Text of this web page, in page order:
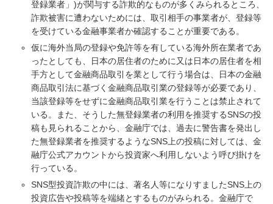
登録業者」)が関与する詐欺的なものが多くみられるところ、
詐欺被害に遭わないためには、取引相手の事業者が、登録等
を受けている金融事業者か確認することが重要である。
仮に海外当局の登録や免許等を有している海外所在業者であ
ったとしても、日本の居住者のために又は日本の居住者を相
手方として金融商品取引を業として行う場合は、日本の金融
商品取引法に基づく金融商品取引業の登録等が必要であり、
当該登録等をせずに金融商品取引業を行うことは禁止されて
いる。また、そうした無登録業者の利用を推奨するSNSの投
稿も見られることから、金融庁では、過去に警告書を発出し
た無登録業者を推奨するようなSNS上の投稿に対しては、金
融庁公式アカウントから投資家へ利用しないよう呼び掛けを
行っている。
SNS型投資詐欺の中には、著名人等になりすましたSNS上の
投資広告や投稿等を端緒とするものがみられる。金融庁で